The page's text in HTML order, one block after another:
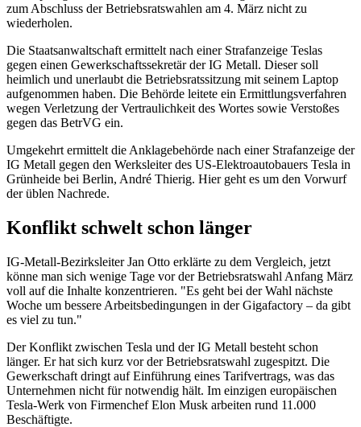
zum Abschluss der Betriebsratswahlen am 4. März nicht zu
wiederholen.
Die Staatsanwaltschaft ermittelt nach einer Strafanzeige Teslas
gegen einen Gewerkschaftssekretär der IG Metall. Dieser soll
heimlich und unerlaubt die Betriebsratssitzung mit seinem Laptop
aufgenommen haben. Die Behörde leitete ein Ermittlungsverfahren
wegen Verletzung der Vertraulichkeit des Wortes sowie Verstoßes
gegen das BetrVG ein.
Umgekehrt ermittelt die Anklagebehörde nach einer Strafanzeige der
IG Metall gegen den Werksleiter des US-Elektroautobauers Tesla in
Grünheide bei Berlin, André Thierig. Hier geht es um den Vorwurf
der üblen Nachrede.
Konflikt schwelt schon länger
IG-Metall-Bezirksleiter Jan Otto erklärte zu dem Vergleich, jetzt
könne man sich wenige Tage vor der Betriebsratswahl Anfang März
voll auf die Inhalte konzentrieren. "Es geht bei der Wahl nächste
Woche um bessere Arbeitsbedingungen in der Gigafactory – da gibt
es viel zu tun."
Der Konflikt zwischen Tesla und der IG Metall besteht schon
länger. Er hat sich kurz vor der Betriebsratswahl zugespitzt. Die
Gewerkschaft dringt auf Einführung eines Tarifvertrags, was das
Unternehmen nicht für notwendig hält. Im einzigen europäischen
Tesla-Werk von Firmenchef Elon Musk arbeiten rund 11.000
Beschäftigte.